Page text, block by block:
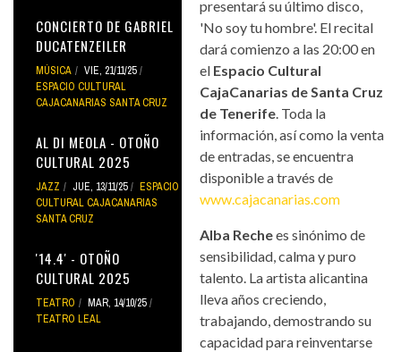
CONCIERTO DE GABRIEL
DUCATENZEILER
MÚSICA
VIE, 21/11/25
ESPACIO CULTURAL
CAJACANARIAS SANTA CRUZ
AL DI MEOLA - OTOÑO
CULTURAL 2025
JAZZ JUE, 13/11/25
ESPACIO
CULTURAL CAJACANARIAS
SANTA CRUZ
'14.4' - OTOÑO
CULTURAL 2025
TEATRO
MAR, 14/10/25
TEATRO LEAL
presentará su último disco,
'No soy tu hombre'. El recital
dará comienzo a las 20:00 en
el Espacio Cultural
CajaCanarias de Santa Cruz
de Tenerife. Toda la
información, así como la venta
de entradas, se encuentra
disponible a través de
www.cajacanarias.com
Alba Rechees sinónimo de
sensibilidad, calma y puro
talento. La artista alicantina
lleva años creciendo,
trabajando, demostrando su
capacidad para reinventarse